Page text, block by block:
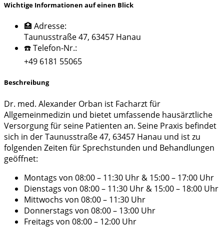
Wichtige Informationen auf einen Blick
🏥 Adresse:
Taunusstraße 47, 63457 Hanau
☎️ Telefon-Nr.:
+49 6181 55065
Beschreibung
Dr. med. Alexander Orban ist Facharzt für
Allgemeinmedizin und bietet umfassende hausärztliche
Versorgung für seine Patienten an. Seine Praxis befindet
sich in der Taunusstraße 47, 63457 Hanau und ist zu
folgenden Zeiten für Sprechstunden und Behandlungen
geöffnet:
Montags von 08:00 – 11:30 Uhr & 15:00 – 17:00 Uhr
Dienstags von 08:00 – 11:30 Uhr & 15:00 – 18:00 Uhr
Mittwochs von 08:00 – 11:30 Uhr
Donnerstags von 08:00 – 13:00 Uhr
Freitags von 08:00 – 12:00 Uhr